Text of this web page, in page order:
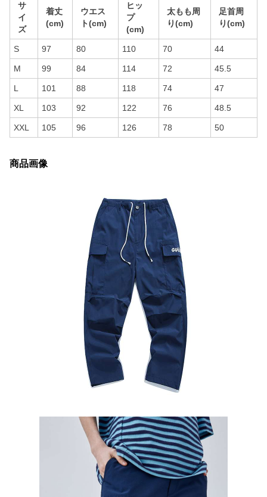
サ
イ
ズ
着丈
(cm)
ウエス
ト(cm)
ヒッ
プ
(cm)
太もも周
り(cm)
足首周
り(cm)
S 97 80 110 70 44
M 99 84 114 72 45.5
L 101 88 118 74 47
XL 103 92 122 76 48.5
XXL 105 96 126 78 50
商品画像